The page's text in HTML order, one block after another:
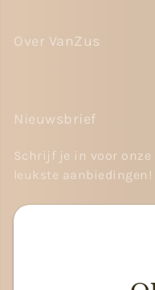
Over VanZus
Nieuwsbrief
Schrijf je in voor
leukste aanbiedingen!